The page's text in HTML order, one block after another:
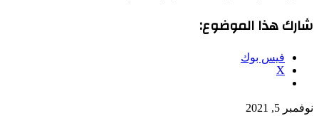
شارك هذا الموضوع:
فيس بوك
X
نوفمبر 5, 2021